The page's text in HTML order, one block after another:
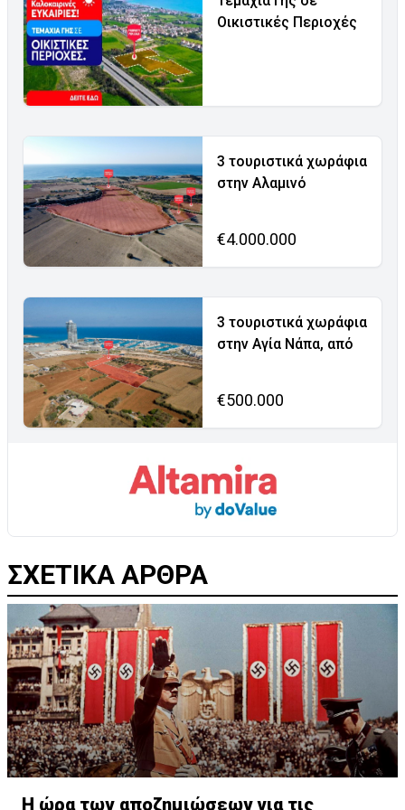
Οικιστικές Περιοχές
3 τουριστικά χωράφια
στην Αλαμινό
€4.000.000
3 τουριστικά χωράφια
στην Αγία Νάπα, από
€500.000
ΣΧΕΤΙΚΑ ΑΡΘΡΑ
Η ώρα των αποζημιώσεων για τις